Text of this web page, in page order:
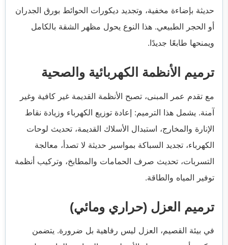
حديثة بإضاءة مخفية، وتجديد ديكورات الحوائط بورق الجدران
أو الحجر الطبيعي. هذا النوع يحول مظهر الشقة بالكامل
ويمنحها طابعًا جديدًا.
ترميم الأنظمة الكهربائية والصحية
مع تقدم عمر المبنى، تصبح الأنظمة القديمة غير كافية وغير
آمنة. يشمل هذا الترميم: إعادة توزيع الكهرباء وزيادة نقاط
الإنارة والمخارج، استبدال الأسلاك القديمة، تحديث لوحات
الكهرباء، تجديد السباكة بمواسير حديثة لا تصدأ، معالجة
التسربات، تحديث صرف الحمامات والمطابخ، وتركيب أنظمة
توفير المياه والطاقة.
ترميم العزل (حراري ومائي)
في بيئة القصيم، العزل ليس رفاهية بل ضرورة. يتضمن